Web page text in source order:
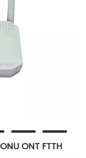
ONT FTTH